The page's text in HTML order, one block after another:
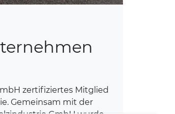
zertifiziertes Mitglied
Gemeinsam mit der